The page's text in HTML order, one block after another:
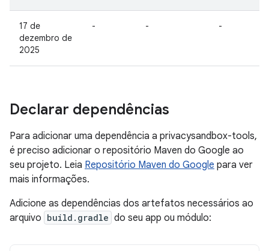
17 de
dezembro de
2025
- - -
Declarar dependências
Para adicionar uma dependência a privacysandbox-tools,
é preciso adicionar o repositório Maven do Google ao
seu projeto. Leia Repositório Maven do Google para ver
mais informações.
Adicione as dependências dos artefatos necessários ao
arquivo build.gradle do seu app ou módulo: